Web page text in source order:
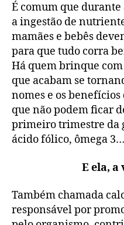
É comum que
a ingestão de
mamães e bebês
para que tudo corra
Há quem brinque
que acabam se
nomes e os benefícios
que não podem ficar
primeiro trimestre da
ácido fólico, ômega 3…
E ela,
Também chamada
responsável por